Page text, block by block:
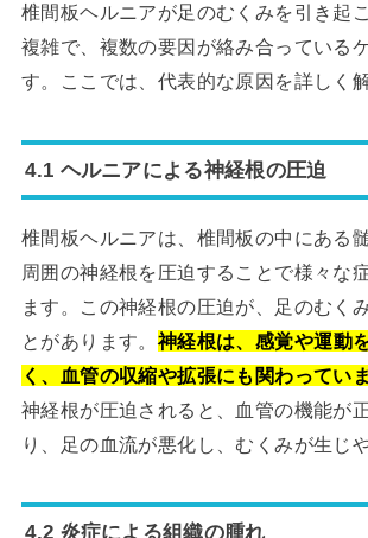
椎間板ヘルニアが足のむくみを引き起
複雑で、複数の要因が絡み合っている
す。ここでは、代表的な原因を詳しく
4.1 ヘルニアによる神経根の圧迫
椎間板ヘルニアは、椎間板の中にある
周囲の神経根を圧迫することで様々な
ます。この神経根の圧迫が、足のむく
とがあります。神経根は、感覚や運動
く、血管の収縮や拡張にも関わっていま
神経根が圧迫されると、血管の機能が
り、足の血流が悪化し、むくみが生じ
4.2 炎症による組織の腫れ